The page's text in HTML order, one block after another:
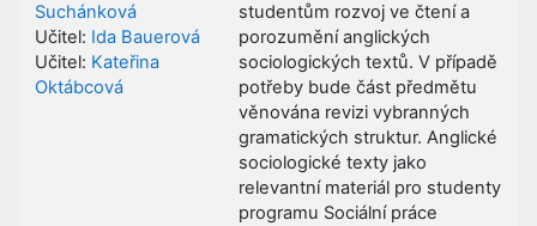
studentům rozvoj ve čtení a
porozumění anglických
sociologických textů. V případě
potřeby bude část předmětu
věnována revizi vybranných
gramatických struktur. Anglické
sociologické texty jako
relevantní materiál pro studenty
programu Sociální práce
Suchánková
Učitel: Ida Bauerová
Učitel: Kateřina
Oktábcová